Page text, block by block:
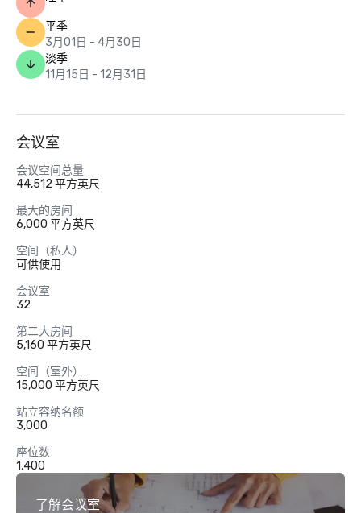
平季
3月01日 - 4月30日
淡季
11月15日 - 12月31日
会议室
会议空间总量
44,512 平方英尺
最大的房间
6,000 平方英尺
空间（私人）
可供使用
会议室
32
第二大房间
5,160 平方英尺
空间（室外）
15,000 平方英尺
站立容纳名额
3,000
座位数
1,400
了解会议室